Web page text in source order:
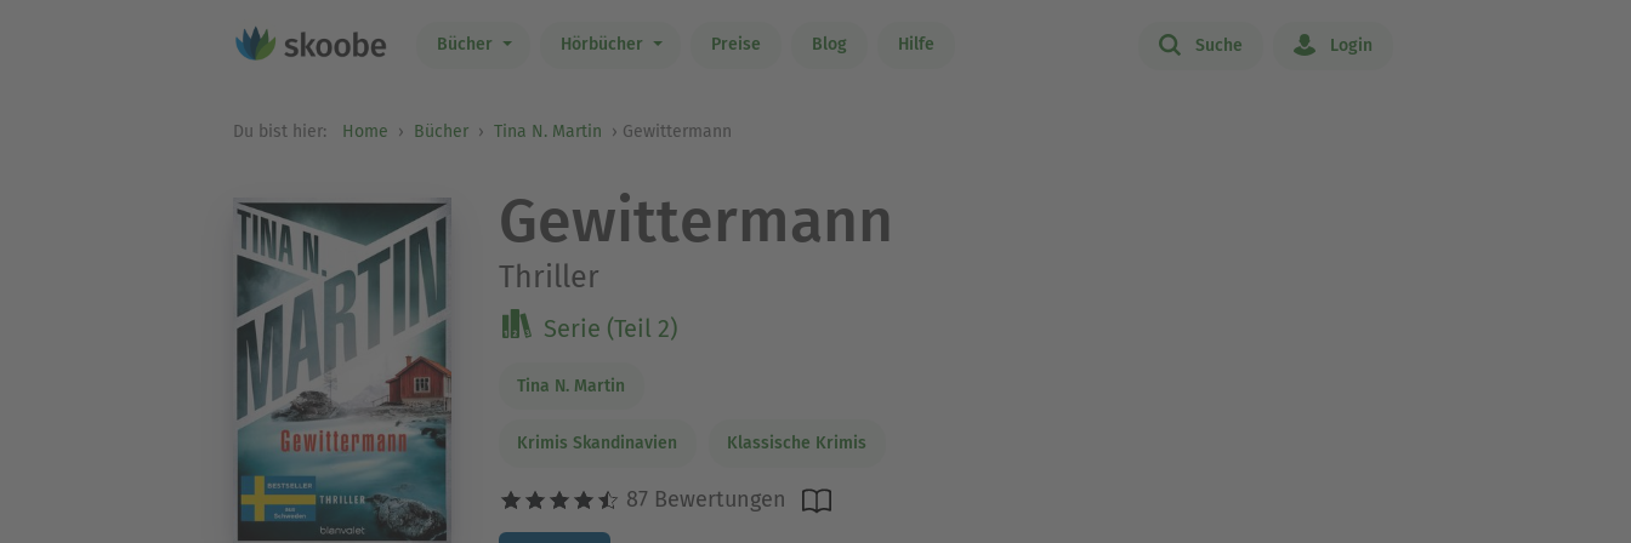
Bücher Hörbücher Preise Blog Hilfe Suche Login
Du bist hier: Home Bücher Tina N. Martin Gewittermann
Gewittermann
Thriller
Serie (Teil 2)
Tina N. Martin
Krimis Skandinavien Klassische Krimis
87 Bewertungen